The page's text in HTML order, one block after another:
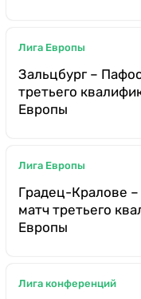
Лига Европы
Зальцбург –
третьего
Европы
Лига Европы
Градец-Кралове
матч третьего
Европы
Лига конференций